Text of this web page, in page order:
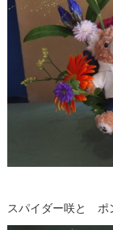
スパイダー咲と ポ